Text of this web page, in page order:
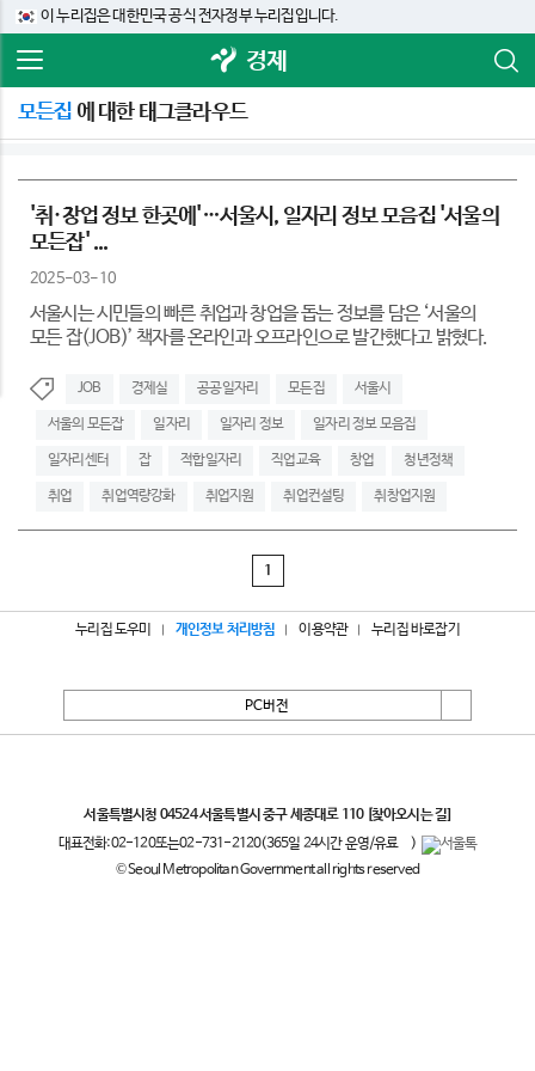
이 누리집은 대한민국 공식 전자정부 누리집입니다.
경제
모든집 에 대한 태그클라우드
'취·창업 정보 한곳에'…서울시, 일자리 정보 모음집 '서울의
모든잡' ...
2025-03-10
서울시는 시민들의 빠른 취업과 창업을 돕는 정보를 담은 ‘서울의
모든 잡(JOB)’ 책자를 온라인과 오프라인으로 발간했다고 밝혔다.
JOB 경제실 공공일자리 모든집 서울시
서울의 모든잡 일자리 일자리 정보 일자리 정보 모음집
일자리센터 잡 적합일자리 직업교육 창업 청년정책
취업 취업역량강화 취업지원 취업컨설팅 취창업지원
1
누리집 도우미 개인정보 처리방침 이용약관 누리집 바로잡기
PC버전
서울특별시청 04524 서울특별시 중구 세종대로 110 [찾아오시는 길]
대표전화:02-120또는02-731-2120(365일 24시간 운영/유료
)
© Seoul Metropolitan Government all rights reserved